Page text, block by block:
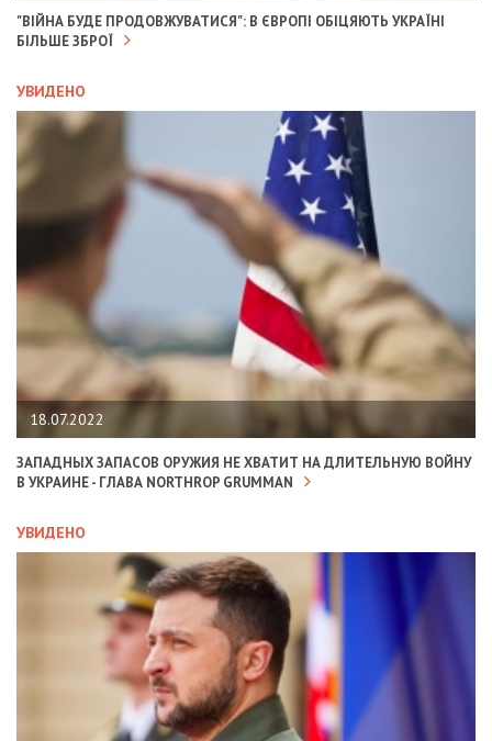
"ВІЙНА БУДЕ ПРОДОВЖУВАТИСЯ": В ЄВРОПІ ОБІЦЯЮТЬ УКРАЇНІ
БІЛЬШЕ ЗБРОЇ
УВИДЕНО
18.07.2022
ЗАПАДНЫХ ЗАПАСОВ ОРУЖИЯ НЕ ХВАТИТ НА ДЛИТЕЛЬНУЮ ВОЙНУ
В УКРАИНЕ - ГЛАВА NORTHROP GRUMMAN
УВИДЕНО